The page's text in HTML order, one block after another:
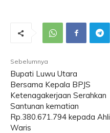
Sebelumnya
Bupati Luwu Utara
Bersama Kepala BPJS
Ketenagakerjaan Serahkan
Santunan kematian
Rp.380.671.794 kepada Ahli
Waris